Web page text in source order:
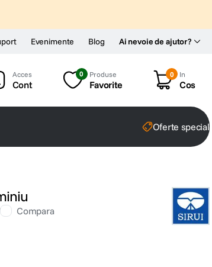
Ai nevoie de ajutor?
Evenimente Blog
Cont
0 Produse
Favorite
0 In
Cos
Oferte
Compara